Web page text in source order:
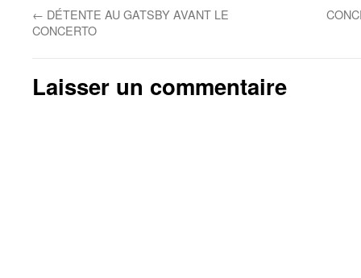
← DÉTENTE AU GATSBY AVANT LE
CONCERTO
Laisser un commentaire